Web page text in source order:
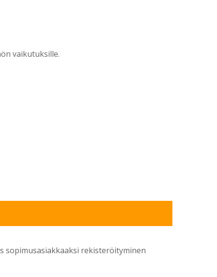
vaikutuksille.
sopimusasiakkaaksi rekisteröityminen